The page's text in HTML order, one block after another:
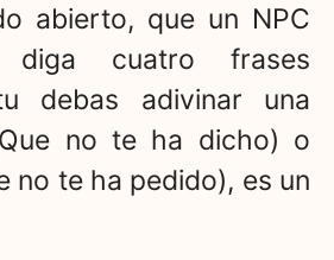
abierto, que un NPC
cuatro frases
debas adivinar una
no te ha dicho) o
no te ha pedido), es un